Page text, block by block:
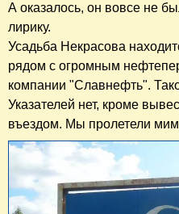
А оказалось, он вовсе не
лирику.
Усадьба Некрасова
рядом с огромным
компании "Славнефть".
Указателей нет, кроме
въездом. Мы пролетели